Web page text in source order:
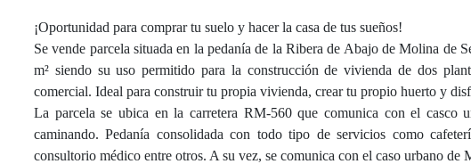
¡Oportunidad para comprar tu suelo y hacer la casa de tus sueños!
Se vende parcela situada en la pedanía de la Ribera de Abajo de Molina de
m² siendo su uso permitido para la construcción de vivienda de dos
comercial. Ideal para construir tu propia vivienda, crear tu propio huerto y
La parcela se ubica en la carretera RM-560 que comunica con el
caminando. Pedanía consolidada con todo tipo de servicios como
consultorio médico entre otros. A su vez, se comunica con el caso urbano